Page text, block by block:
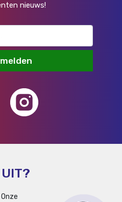
nieuws!